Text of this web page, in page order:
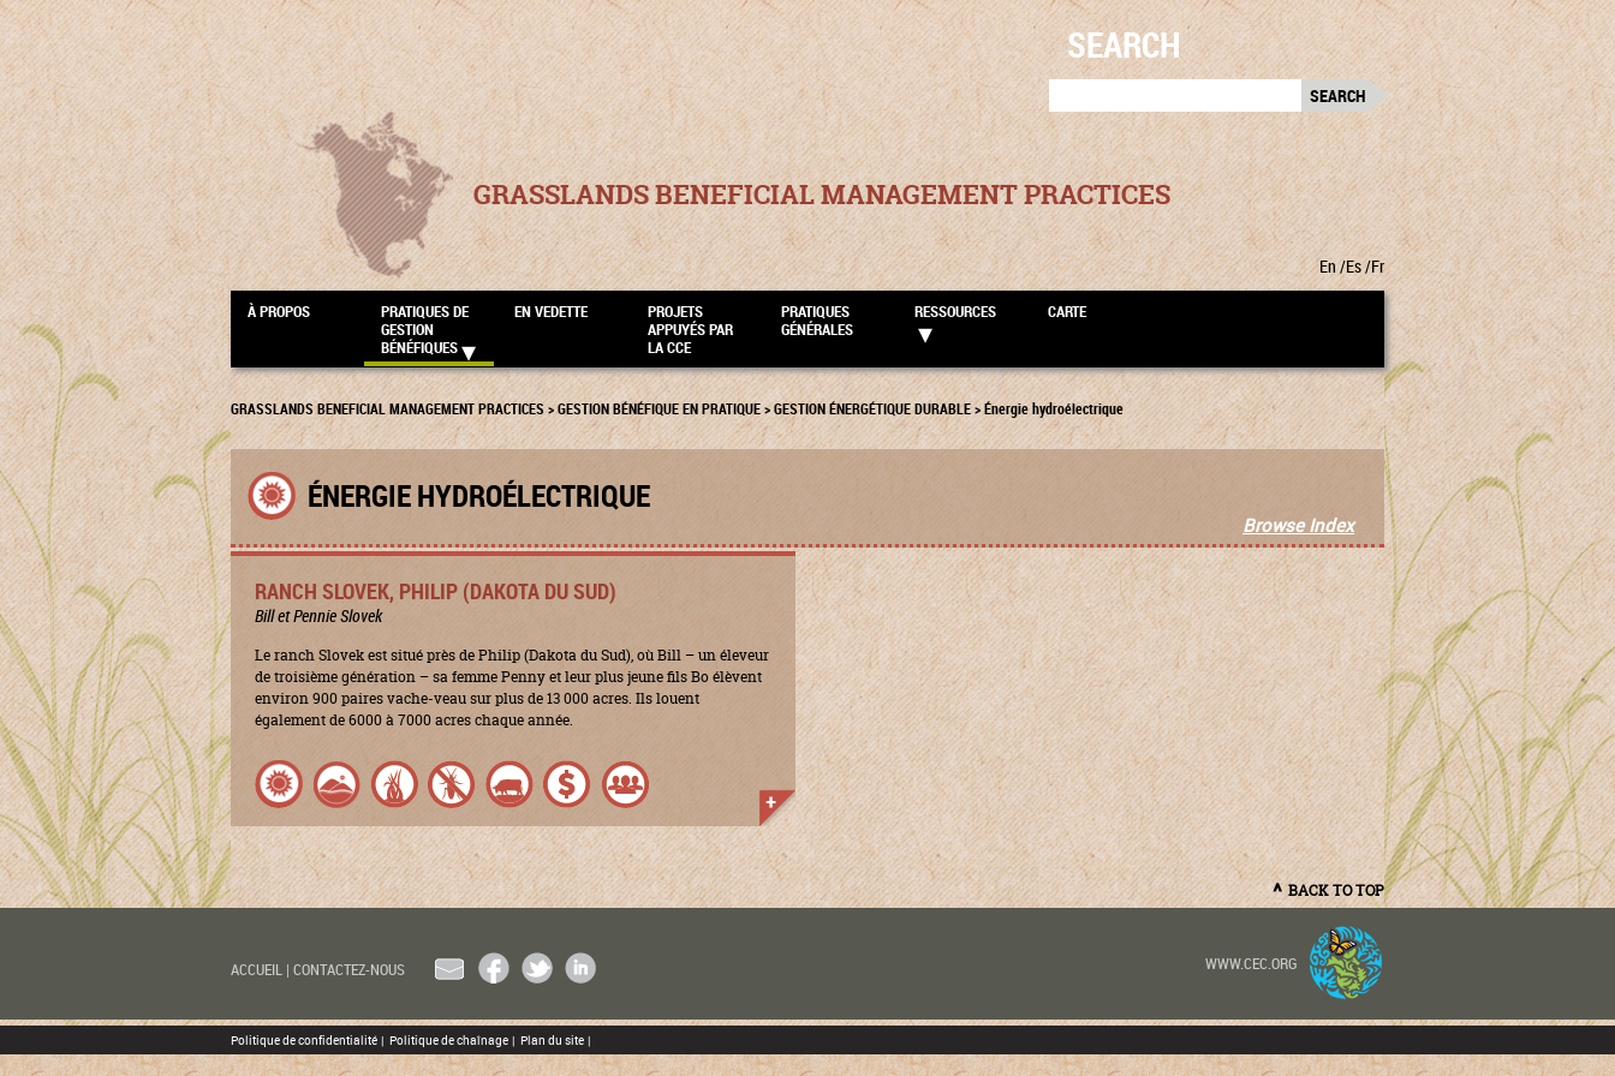
SEARCH
SEARCH
FOR:
GRASSLANDS BENEFICIAL MANAGEMENT PRACTICES
En Es Fr
À PROPOS
PRATIQUES DE
GESTION
BÉNÉFIQUES
EN VEDETTE
PROJETS
APPUYÉS PAR
LA CCE
PRATIQUES
GÉNÉRALES
RESSOURCES CARTE
GRASSLANDS BENEFICIAL MANAGEMENT PRACTICES>GESTION BÉNÉFIQUE EN PRATIQUE>GESTION ÉNERGÉTIQUE DURABLE>Énergie hydroélectrique
ÉNERGIE HYDROÉLECTRIQUE
Browse Index
RANCH SLOVEK, PHILIP (DAKOTA DU SUD)
Bill et Pennie Slovek
Le ranch Slovek est situé près de Philip (Dakota du Sud), où Bill – un éleveur
de troisième génération – sa femme Penny et leur plus jeune fils Bo élèvent
environ 900 paires vache-veau sur plus de 13 000 acres. Ils louent
également de 6000 à 7000 acres chaque année.
BACK TO TOP
ACCUEIL | CONTACTEZ-NOUS
WWW.CEC.ORG
Politique de confidentialité | Politique de chaînage | Plan du site |